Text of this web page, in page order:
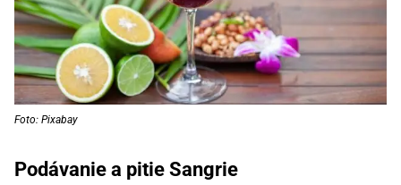
Foto: Pixabay
Podávanie a pitie Sangrie